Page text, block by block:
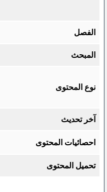
الفصل
المبحث
نوع المحتوى
آخر تحديث
احصائيات المحتوى
تحميل المحتوى